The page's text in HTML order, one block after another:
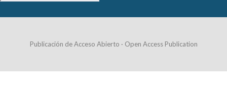
Publicación de Acceso Abierto · Open Access Publication